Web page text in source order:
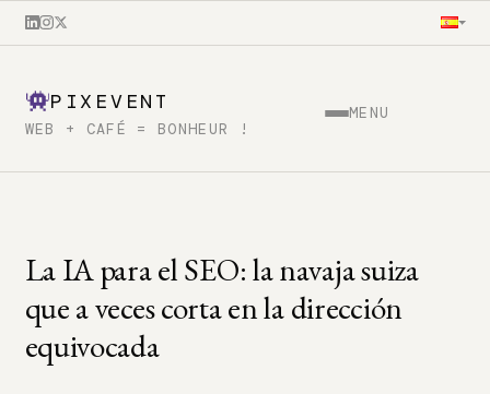
PIXEVENT
WEB + CAFÉ = BONHEUR !
MENU
La IA para el SEO: la navaja suiza
que a veces corta en la dirección
equivocada